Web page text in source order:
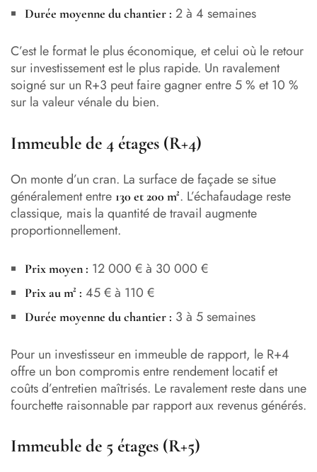
Durée moyenne du chantier : 2 à 4 semaines
C’est le format le plus économique, et celui où le retour
sur investissement est le plus rapide. Un ravalement
soigné sur un R+3 peut faire gagner entre 5 % et 10 %
sur la valeur vénale du bien.
Immeuble de 4 étages (R+4)
On monte d’un cran. La surface de façade se situe
généralement entre 130 et 200 m². L’échafaudage reste
classique, mais la quantité de travail augmente
proportionnellement.
Prix moyen : 12 000 € à 30 000 €
Prix au m² : 45 € à 110 €
Durée moyenne du chantier : 3 à 5 semaines
Pour un investisseur en immeuble de rapport, le R+4
offre un bon compromis entre rendement locatif et
coûts d’entretien maîtrisés. Le ravalement reste dans une
fourchette raisonnable par rapport aux revenus générés.
Immeuble de 5 étages (R+5)